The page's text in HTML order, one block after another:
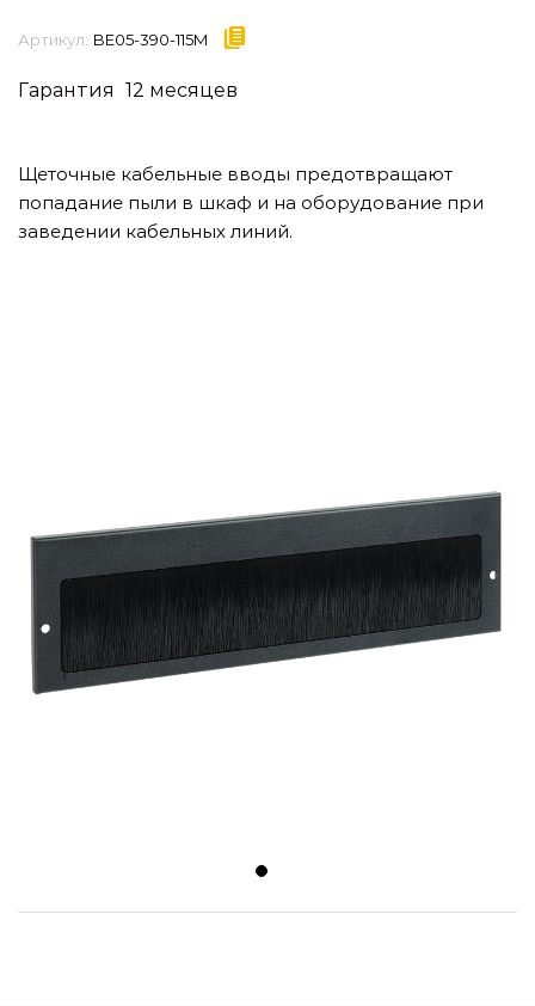
Артикул: BE05-390-115M
Гарантия 12 месяцев
Щеточные кабельные вводы предотвращают
попадание пыли в шкаф и на оборудование при
заведении кабельных линий.